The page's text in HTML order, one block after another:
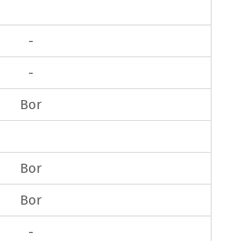
-
-
Bor
Bor
Bor
-